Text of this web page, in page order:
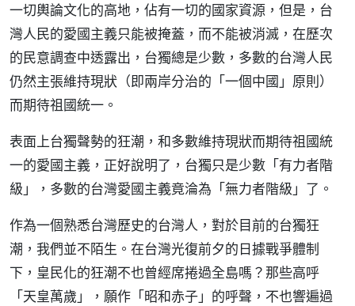
一切輿論文化的高地，佔有一切的國家資源，但是，台
灣人民的愛國主義只能被掩蓋，而不能被消滅，在歷次
的民意調查中透露出，台獨總是少數，多數的台灣人民
仍然主張維持現狀（即兩岸分治的「一個中國」原則）
而期待祖國統一。
表面上台獨聲勢的狂潮，和多數維持現狀而期待祖國統
一的愛國主義，正好說明了，台獨只是少數「有力者階
級」，多數的台灣愛國主義竟淪為「無力者階級」了。
作為一個熟悉台灣歷史的台灣人，對於目前的台獨狂
潮，我們並不陌生。在台灣光復前夕的日據戰爭體制
下，皇民化的狂潮不也曾經席捲過全島嗎？那些高呼
「天皇萬歲」，願作「昭和赤子」的呼聲，不也響遍過